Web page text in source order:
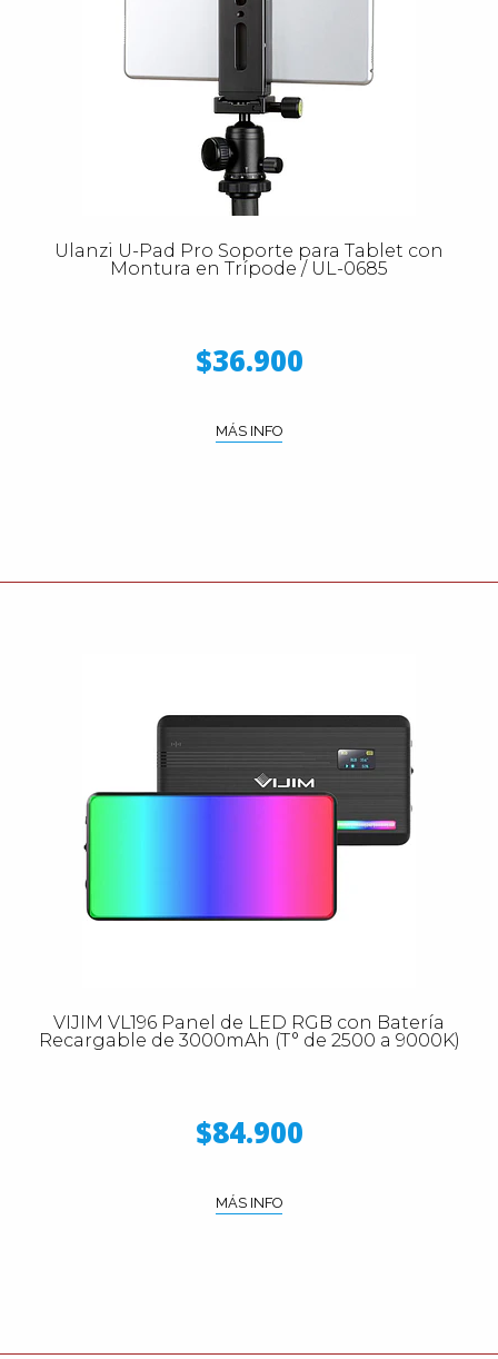
Ulanzi U-Pad Pro Soporte para Tablet con
Montura en Trípode / UL-0685
$36.900
MÁS INFO
VIJIM VL196 Panel de LED RGB con Batería
Recargable de 3000mAh (T° de 2500 a 9000K)
$84.900
MÁS INFO